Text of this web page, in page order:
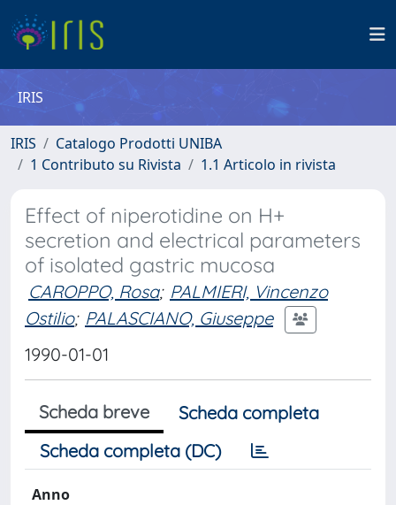
IRIS
IRIS
Catalogo Prodotti UNIBA
1 Contributo su Rivista
1.1 Articolo in rivista
Effect of niperotidine on H+
secretion and electrical parameters
of isolated gastric mucosa
CAROPPO, Rosa; PALMIERI, Vincenzo
Ostilio; PALASCIANO, Giuseppe
1990-01-01
Scheda breve
Scheda completa
Scheda completa (DC)
Anno